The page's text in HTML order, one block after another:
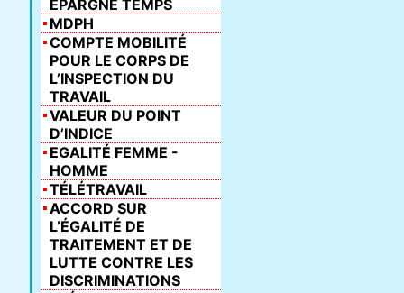
ÉPARGNE TEMPS
MDPH
COMPTE MOBILITÉ
POUR LE CORPS DE
L’INSPECTION DU
TRAVAIL
VALEUR DU POINT
D’INDICE
EGALITÉ FEMME -
HOMME
TÉLÉTRAVAIL
ACCORD SUR
L’ÉGALITÉ DE
TRAITEMENT ET DE
LUTTE CONTRE LES
DISCRIMINATIONS